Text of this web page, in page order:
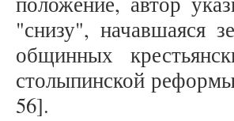
"снизу", начавшаяся
общинных
столыпинской
56].